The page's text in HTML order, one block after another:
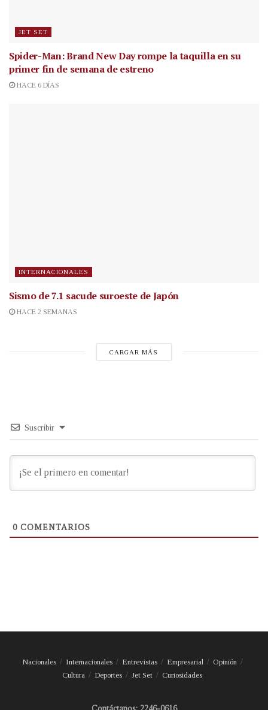
JET SET
Spider-Man: Brand New Day rompe la taquilla en su
primer fin de semana de estreno
HACE 6 DÍAS
INTERNACIONALES
Sismo de 7.1 sacude suroeste de Japón
HACE 2 SEMANAS
CARGAR MÁS
Suscribir
0 COMENTARIOS
Nacionales Internacionales Entrevistas Empresarial
Opinión
Cultura
Deportes Jet Set Curiosidades